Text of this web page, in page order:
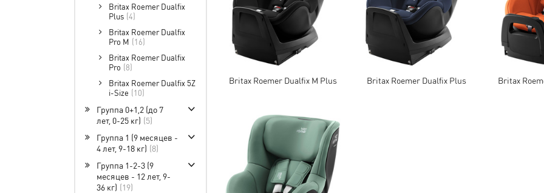
Britax Roemer Dualfix M Plus Britax Roemer Dualfix Plus Britax
Britax Roemer Dualfix
Plus 4
Britax Roemer Dualfix
Pro M 16
Britax Roemer Dualfix
Pro 8
Britax Roemer Dualfix 5Z
i-Size 10
Группа 0+1,2 (до 7
лет, 0-25 кг) 5
Группа 1 (9 месяцев -
4 лет, 9-18 кг) 8
Группа 1-2-3 (9
месяцев - 12 лет, 9-
36 кг) 19